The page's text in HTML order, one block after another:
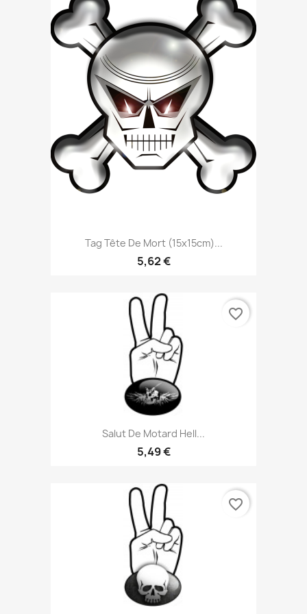
Tag Tête De Mort (15x15cm)...
5,62 €
Salut De Motard Hell...
5,49 €
favorite_border
favorite_border